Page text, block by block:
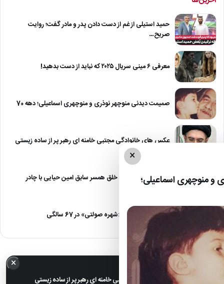
حمید استیلی از غم از دست دادن پدر و مادر گفت؛ روایت
صریح…
معرفی ۶ مینی سریال ۲۰۲۵ که نباید از دست بدهید!
صمیمت دیدنی منوچهر نوذری و منوچهری اسماعیلی؛ دهه 70
عکس های خانوادگی مجتبی خامنه ای رهبر پر از ساده زیستی
عکس| نیلوفر خوش خلق همسر سابق امین حیایی با چادر
عکس| تغییر چهره «شهره صولتی» در 67 سالگی
×
منوچهری اسماعیلی؛
× خبر مهم
عکس های خانوادگی مجتبی خامنه ای رهبر پر از ساده زیستی